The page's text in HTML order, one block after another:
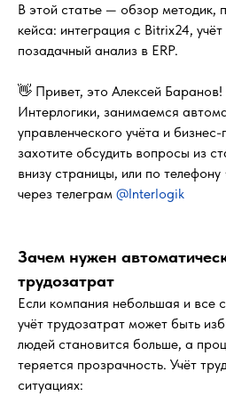
В этой статье — обзор методик,
кейса: интеграция с Bitrix24,
позадачный анализ в ERP.
👋 Привет, это Алексей Баранов!
Интерлогики, занимаемся
управленческого учёта и
захотите обсудить вопросы из
внизу страницы, или по
через телеграм @Interlogik
Зачем нужен
трудозатрат
Если компания небольшая и все
учёт трудозатрат может быть
людей становится больше, а
теряется прозрачность. Учёт
ситуациях: